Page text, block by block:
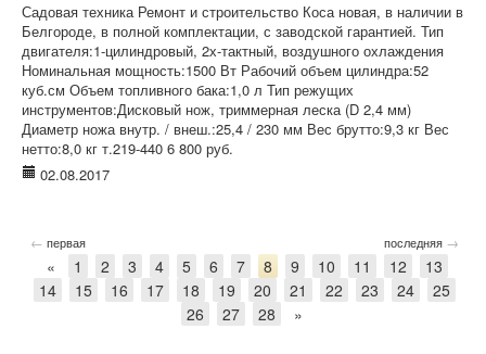
Садовая техника Ремонт и строительство Коса новая, в наличии в
Белгороде, в полной комплектации, с заводской гарантией. Тип
двигателя:1-цилиндровый, 2х-тактный, воздушного охлаждения
Номинальная мощность:1500 Вт Рабочий объем цилиндра:52
куб.см Объем топливного бака:1,0 л Тип режущих
инструментов:Дисковый нож, триммерная леска (D 2,4 мм)
Диаметр ножа внутр. / внеш.:25,4 / 230 мм Вес брутто:9,3 кг Вес
нетто:8,0 кг т.219-440 6 800 руб.
02.08.2017
← первая последняя →
« 1 2 3 4 5 6 7 8 9 10 11 12
13
14
15 16 17 18 19 20 21 22 23 24
25
26
27 28 »